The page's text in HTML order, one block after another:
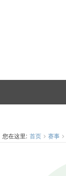
您在这里: 首页 赛事